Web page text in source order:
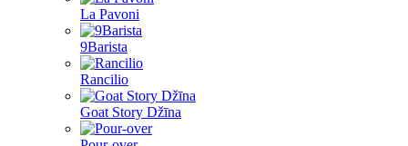
La Pavoni
9Barista
Rancilio
Goat Story Džīna